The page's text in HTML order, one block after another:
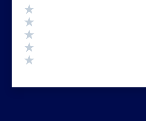
Valutazione